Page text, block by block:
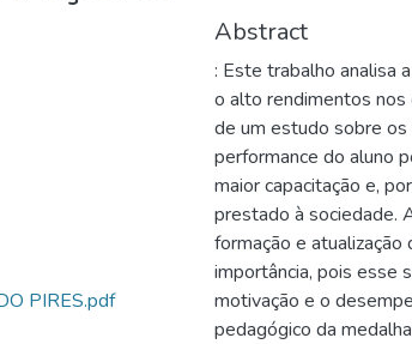
PIRES.pdf
Abstract
: Este trabalho analisa
o alto rendimentos nos
de um estudo sobre
performance do aluno
maior capacitação e,
prestado à sociedade.
formação e
importância, pois esse
motivação e o
pedagógico da